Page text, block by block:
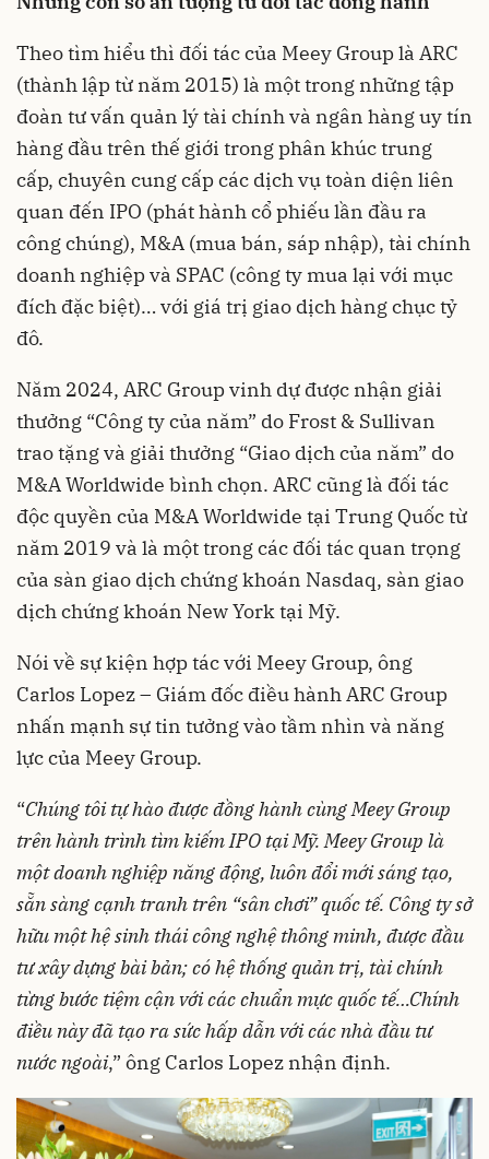
Theo tìm hiểu thì đối tác của Meey Group là ARC
(thành lập từ năm 2015) là một trong những tập
đoàn tư vấn quản lý tài chính và ngân hàng uy tín
hàng đầu trên thế giới trong phân khúc trung
cấp, chuyên cung cấp các dịch vụ toàn diện liên
quan đến IPO (phát hành cổ phiếu lần đầu ra
công chúng), M&A (mua bán, sáp nhập), tài chính
doanh nghiệp và SPAC (công ty mua lại với mục
đích đặc biệt)… với giá trị giao dịch hàng chục tỷ
đô.
Năm 2024, ARC Group vinh dự được nhận giải
thưởng “Công ty của năm” do Frost & Sullivan
trao tặng và giải thưởng “Giao dịch của năm” do
M&A Worldwide bình chọn. ARC cũng là đối tác
độc quyền của M&A Worldwide tại Trung Quốc từ
năm 2019 và là một trong các đối tác quan trọng
của sàn giao dịch chứng khoán Nasdaq, sàn giao
dịch chứng khoán New York tại Mỹ.
Nói về sự kiện hợp tác với Meey Group, ông
Carlos Lopez – Giám đốc điều hành ARC Group
nhấn mạnh sự tin tưởng vào tầm nhìn và năng
lực của Meey Group.
“Chúng tôi tự hào được đồng hành cùng Meey Group
trên hành trình tìm kiếm IPO tại Mỹ. Meey Group là
một doanh nghiệp năng động, luôn đổi mới sáng tạo,
sẵn sàng cạnh tranh trên “sân chơi” quốc tế. Công tysở
hữumột hệ sinh thái công nghệ thông minh, được đầu
tư xây dựng bài bản; có hệ thống quản trị, tài chính
từng bước tiệm cận với các chuẩn mực quốc tế…Chính
điều này đã tạo ra sức hấp dẫn với các nhà đầu tư
nước ngoài,” ông Carlos Lopez nhận định.